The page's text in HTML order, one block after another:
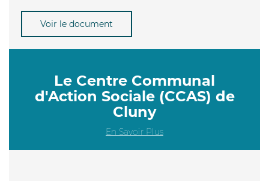
Voir le document
Le Centre Communal
d'Action Sociale (CCAS) de
Cluny
En Savoir Plus